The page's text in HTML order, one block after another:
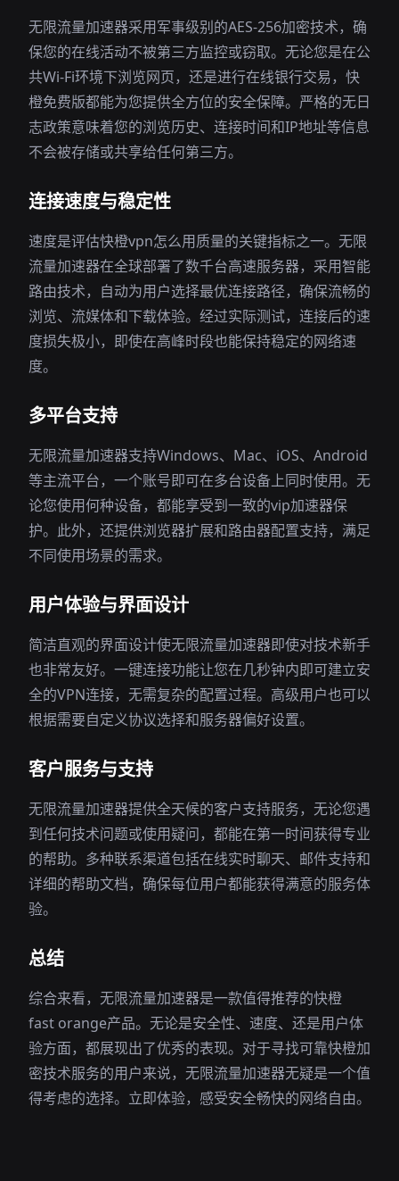
无限流量加速器采用军事级别的AES-256加密技术，确
保您的在线活动不被第三方监控或窃取。无论您是在公
共Wi-Fi环境下浏览网页，还是进行在线银行交易，快
橙免费版都能为您提供全方位的安全保障。严格的无日
志政策意味着您的浏览历史、连接时间和IP地址等信息
不会被存储或共享给任何第三方。
连接速度与稳定性
速度是评估快橙vpn怎么用质量的关键指标之一。无限
流量加速器在全球部署了数千台高速服务器，采用智能
路由技术，自动为用户选择最优连接路径，确保流畅的
浏览、流媒体和下载体验。经过实际测试，连接后的速
度损失极小，即使在高峰时段也能保持稳定的网络速
度。
多平台支持
无限流量加速器支持Windows、Mac、iOS、Android
等主流平台，一个账号即可在多台设备上同时使用。无
论您使用何种设备，都能享受到一致的vip加速器保
护。此外，还提供浏览器扩展和路由器配置支持，满足
不同使用场景的需求。
用户体验与界面设计
简洁直观的界面设计使无限流量加速器即使对技术新手
也非常友好。一键连接功能让您在几秒钟内即可建立安
全的VPN连接，无需复杂的配置过程。高级用户也可以
根据需要自定义协议选择和服务器偏好设置。
客户服务与支持
无限流量加速器提供全天候的客户支持服务，无论您遇
到任何技术问题或使用疑问，都能在第一时间获得专业
的帮助。多种联系渠道包括在线实时聊天、邮件支持和
详细的帮助文档，确保每位用户都能获得满意的服务体
验。
总结
综合来看，无限流量加速器是一款值得推荐的快橙
fast orange产品。无论是安全性、速度、还是用户体
验方面，都展现出了优秀的表现。对于寻找可靠快橙加
密技术服务的用户来说，无限流量加速器无疑是一个值
得考虑的选择。立即体验，感受安全畅快的网络自由。